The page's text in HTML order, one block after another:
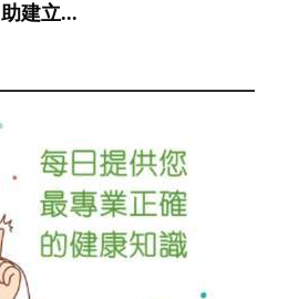
助建立...